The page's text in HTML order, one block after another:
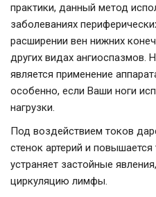
практики, данный метод
заболеваниях
расширении вен нижних
других видах ангиоспазмов.
является применение
особенно, если Ваши ноги
нагрузки.
Под воздействием токов
стенок артерий и
устраняет застойные
циркуляцию лимфы.